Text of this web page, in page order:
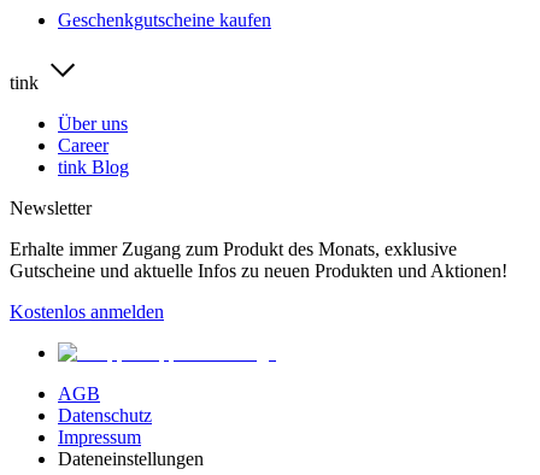
Geschenkgutscheine kaufen
tink
Über uns
Career
tink Blog
Newsletter
Erhalte immer Zugang zum Produkt des Monats, exklusive
Gutscheine und aktuelle Infos zu neuen Produkten und Aktionen!
Kostenlos anmelden
AGB
Datenschutz
Impressum
Dateneinstellungen